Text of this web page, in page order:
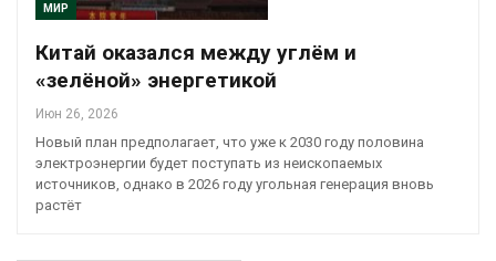
МИР
Китай оказался между углём и
«зелёной» энергетикой
Июн 26, 2026
Новый план предполагает, что уже к 2030 году половина
электроэнергии будет поступать из неископаемых
источников, однако в 2026 году угольная генерация вновь
растёт